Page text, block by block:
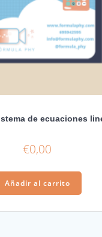
de ecuaciones
€0,00
Añadir al carrito